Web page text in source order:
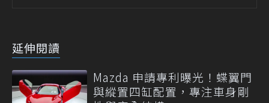
延伸閱讀
Mazda 申請專利曝光！蝶翼門
與縱置四缸配置，專注車身剛